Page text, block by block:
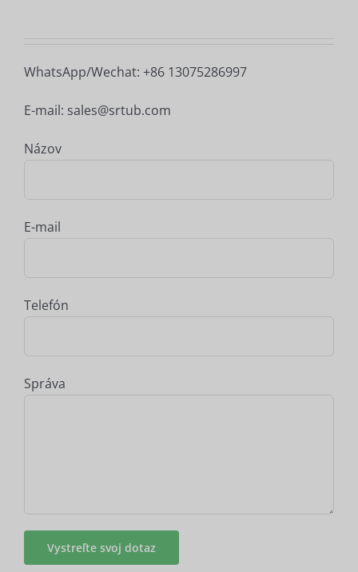
WhatsApp/Wechat: +86 13075286997
E-mail: sales@srtub.com
Názov
E-mail
Telefón
Správa